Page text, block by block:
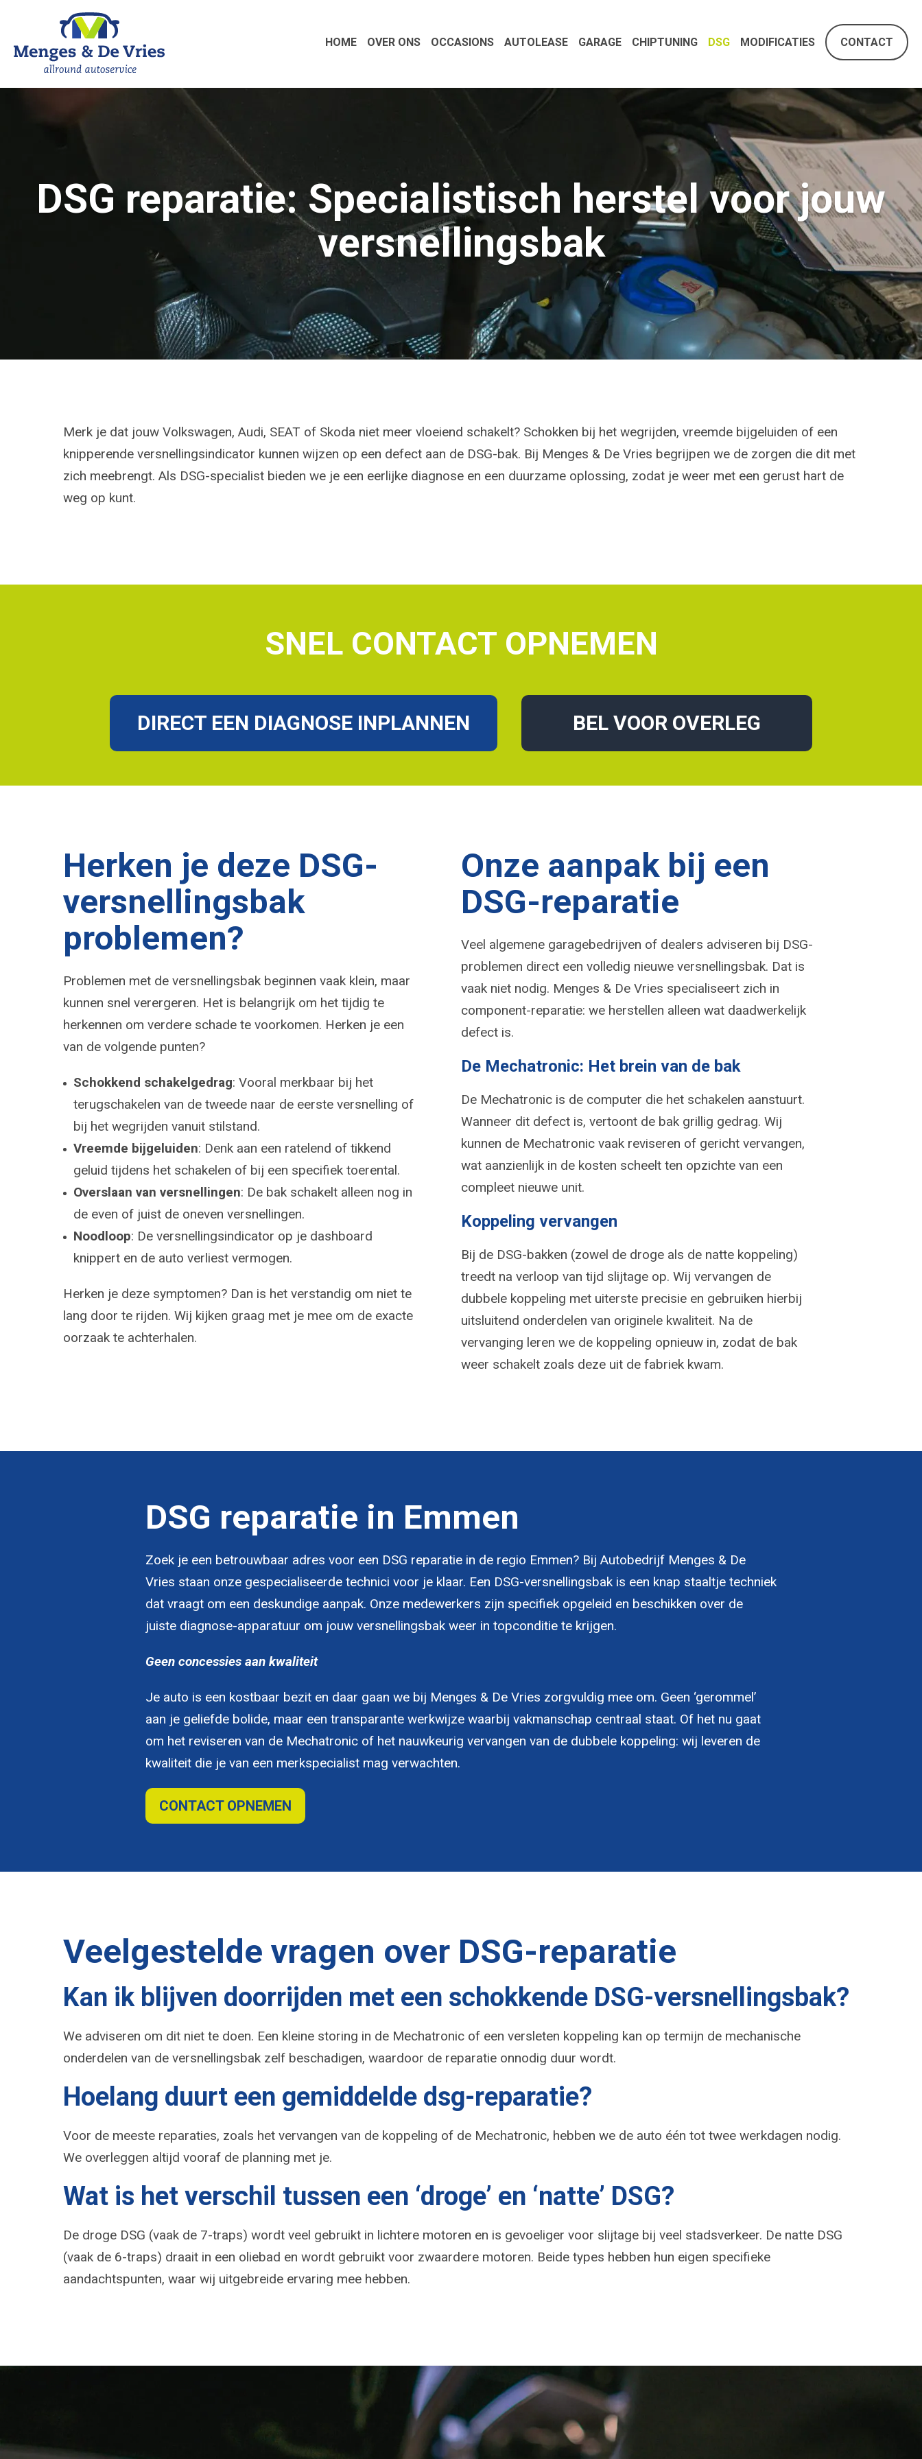
HOME OVER ONS OCCASIONS AUTOLEASE GARAGE CHIPTUNING DSG MODIFICATIES CONTACT
DSG reparatie: Specialistisch herstel voor jouw
versnellingsbak
Merk je dat jouw Volkswagen, Audi, SEAT of Skoda niet meer vloeiend schakelt? Schokken bij het wegrijden, vreemde bijgeluiden of een
knipperende versnellingsindicator kunnen wijzen op een defect aan de DSG-bak. Bij Menges & De Vries begrijpen we de zorgen die dit met
zich meebrengt. Als DSG-specialist bieden we je een eerlijke diagnose en een duurzame oplossing, zodat je weer met een gerust hart de
weg op kunt.
SNEL CONTACT OPNEMEN
DIRECT EEN DIAGNOSE INPLANNEN BEL VOOR OVERLEG
Herken je deze DSG-
versnellingsbak
problemen?
Problemen met de versnellingsbak beginnen vaak klein, maar
kunnen snel verergeren. Het is belangrijk om het tijdig te
herkennen om verdere schade te voorkomen. Herken je een
van de volgende punten?
Schokkend schakelgedrag: Vooral merkbaar bij het
terugschakelen van de tweede naar de eerste versnelling of
bij het wegrijden vanuit stilstand.
Vreemde bijgeluiden: Denk aan een ratelend of tikkend
geluid tijdens het schakelen of bij een specifiek toerental.
Overslaan van versnellingen: De bak schakelt alleen nog in
de even of juist de oneven versnellingen.
Noodloop: De versnellingsindicator op je dashboard
knippert en de auto verliest vermogen.
Herken je deze symptomen? Dan is het verstandig om niet te
lang door te rijden. Wij kijken graag met je mee om de exacte
oorzaak te achterhalen.
Onze aanpak bij een
DSG-reparatie
Veel algemene garagebedrijven of dealers adviseren bij DSG-
problemen direct een volledig nieuwe versnellingsbak. Dat is
vaak niet nodig. Menges & De Vries specialiseert zich in
component-reparatie: we herstellen alleen wat daadwerkelijk
defect is.
De Mechatronic: Het brein van de bak
De Mechatronic is de computer die het schakelen aanstuurt.
Wanneer dit defect is, vertoont de bak grillig gedrag. Wij
kunnen de Mechatronic vaak reviseren of gericht vervangen,
wat aanzienlijk in de kosten scheelt ten opzichte van een
compleet nieuwe unit.
Koppeling vervangen
Bij de DSG-bakken (zowel de droge als de natte koppeling)
treedt na verloop van tijd slijtage op. Wij vervangen de
dubbele koppeling met uiterste precisie en gebruiken hierbij
uitsluitend onderdelen van originele kwaliteit. Na de
vervanging leren we de koppeling opnieuw in, zodat de bak
weer schakelt zoals deze uit de fabriek kwam.
DSG reparatie in Emmen
Zoek je een betrouwbaar adres voor een DSG reparatie in de regio Emmen? Bij Autobedrijf Menges & De
Vries staan onze gespecialiseerde technici voor je klaar. Een DSG-versnellingsbak is een knap staaltje techniek
dat vraagt om een deskundige aanpak. Onze medewerkers zijn specifiek opgeleid en beschikken over de
juiste diagnose-apparatuur om jouw versnellingsbak weer in topconditie te krijgen.
Geen concessies aan kwaliteit
Je auto is een kostbaar bezit en daar gaan we bij Menges & De Vries zorgvuldig mee om. Geen ‘gerommel’
aan je geliefde bolide, maar een transparante werkwijze waarbij vakmanschap centraal staat. Of het nu gaat
om het reviseren van de Mechatronic of het nauwkeurig vervangen van de dubbele koppeling: wij leveren de
kwaliteit die je van een merkspecialist mag verwachten.
CONTACT OPNEMEN
Veelgestelde vragen over DSG-reparatie
Kan ik blijven doorrijden met een schokkende DSG-versnellingsbak?
We adviseren om dit niet te doen. Een kleine storing in de Mechatronic of een versleten koppeling kan op termijn de mechanische
onderdelen van de versnellingsbak zelf beschadigen, waardoor de reparatie onnodig duur wordt.
Hoelang duurt een gemiddelde dsg-reparatie?
Voor de meeste reparaties, zoals het vervangen van de koppeling of de Mechatronic, hebben we de auto één tot twee werkdagen nodig.
We overleggen altijd vooraf de planning met je.
Wat is het verschil tussen een ‘droge’ en ‘natte’ DSG?
De droge DSG (vaak de 7-traps) wordt veel gebruikt in lichtere motoren en is gevoeliger voor slijtage bij veel stadsverkeer. De natte DSG
(vaak de 6-traps) draait in een oliebad en wordt gebruikt voor zwaardere motoren. Beide types hebben hun eigen specifieke
aandachtspunten, waar wij uitgebreide ervaring mee hebben.